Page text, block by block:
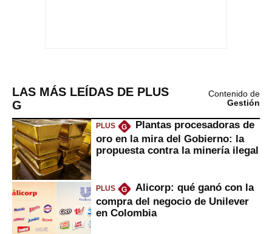
LAS MÁS LEÍDAS DE PLUS
G
Contenido de
Gestión
PLUS G
Plantas procesadoras de
oro en la mira del Gobierno: la
propuesta contra la minería ilegal
PLUS G
Alicorp: qué ganó con la
compra del negocio de Unilever
en Colombia